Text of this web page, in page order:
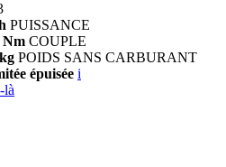
PUISSANCE
Nm COUPLE
POIDS SANS CARBURANT
épuisée i
là